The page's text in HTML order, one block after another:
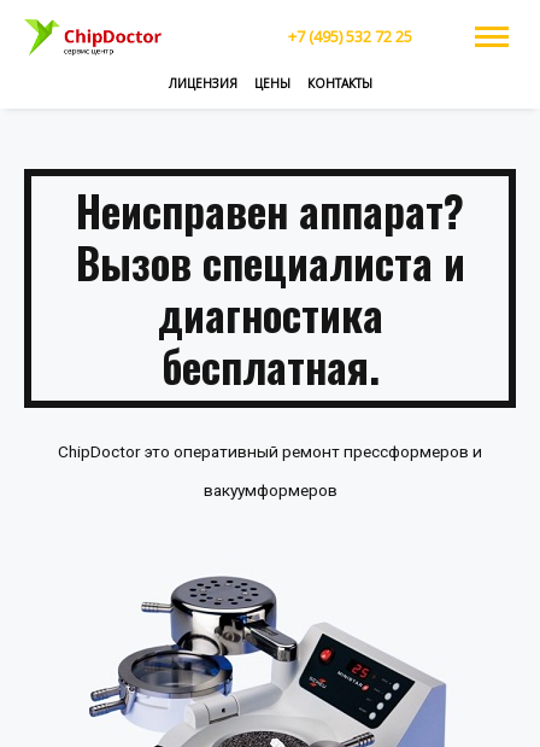
+7 (495) 532 72 25
ЛИЦЕНЗИЯ ЦЕНЫ КОНТАКТЫ
Неисправен аппарат?
Вызов специалиста и
диагностика
бесплатная.
ChipDoctor это оперативный ремонт прессформеров и
вакуумформеров